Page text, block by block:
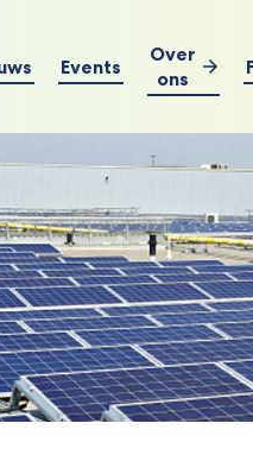
Events
Over
ons